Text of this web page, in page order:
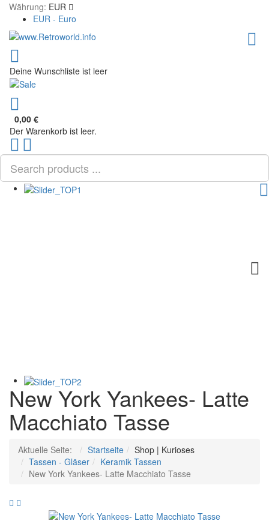
Währung: EUR
EUR - Euro
Deine Wunschliste ist leer
0,00 €
Der Warenkorb ist leer.
Scroll
to
Top
PLG_SYSTEM_VPFRAMEWORK_SCROLL_TO_BOTTOM
New York Yankees- Latte
Macchiato Tasse
Aktuelle Seite: Startseite
Shop | Kurioses
Tassen - Gläser
Keramik Tassen
New York Yankees- Latte Macchiato Tasse
Warhammer